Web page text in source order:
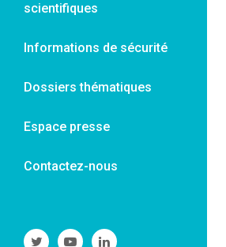
scientifiques
Informations de sécurité
Dossiers thématiques
Espace presse
Contactez-nous
SuivreSuivreSuivre